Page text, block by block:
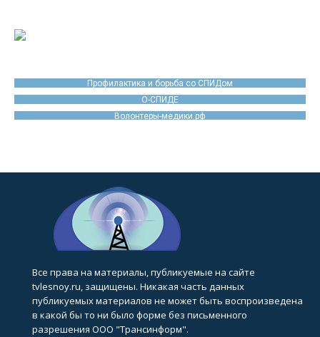
Профилактика и борьба со СПИДом
О-СПИДЕ
Волонтеры-медики.рф
Все права на материалы, публикуемые на сайте
tvlesnoy.ru, защищены. Никакая часть данных
публикуемых материалов не может быть воспроизведена
в какой бы то ни было форме без письменного
разрешения ООО "Трансинформ".